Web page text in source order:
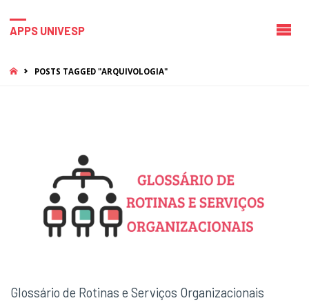
APPS UNIVESP
HOMEPOSTS TAGGED "ARQUIVOLOGIA"
Glossário de Rotinas e Serviços Organizacionais